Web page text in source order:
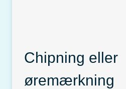
Chipning eller
øremærkning